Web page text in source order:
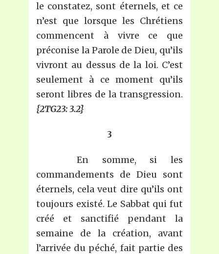
le constatez, sont éternels, et ce
n’est que lorsque les Chrétiens
commencent à vivre ce que
préconise la Parole de Dieu, qu’ils
vivront au dessus de la loi. C’est
seulement à ce moment qu’ils
seront libres de la transgression.
{2TG23: 3.2}
3
En somme, si les
commandements de Dieu sont
éternels, cela veut dire qu’ils ont
toujours existé. Le Sabbat qui fut
créé et sanctifié pendant la
semaine de la création, avant
l’arrivée du péché, fait partie des